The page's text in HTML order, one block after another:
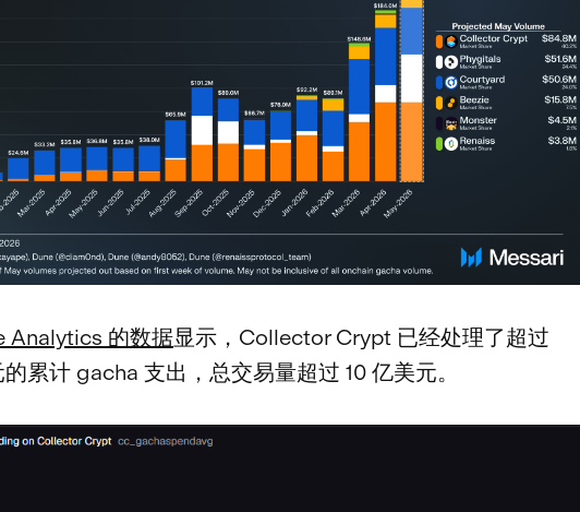
Analytics 的数据显示，Collector Crypt 已经处理了超过
累计 gacha 支出，总交易量超过 10 亿美元。